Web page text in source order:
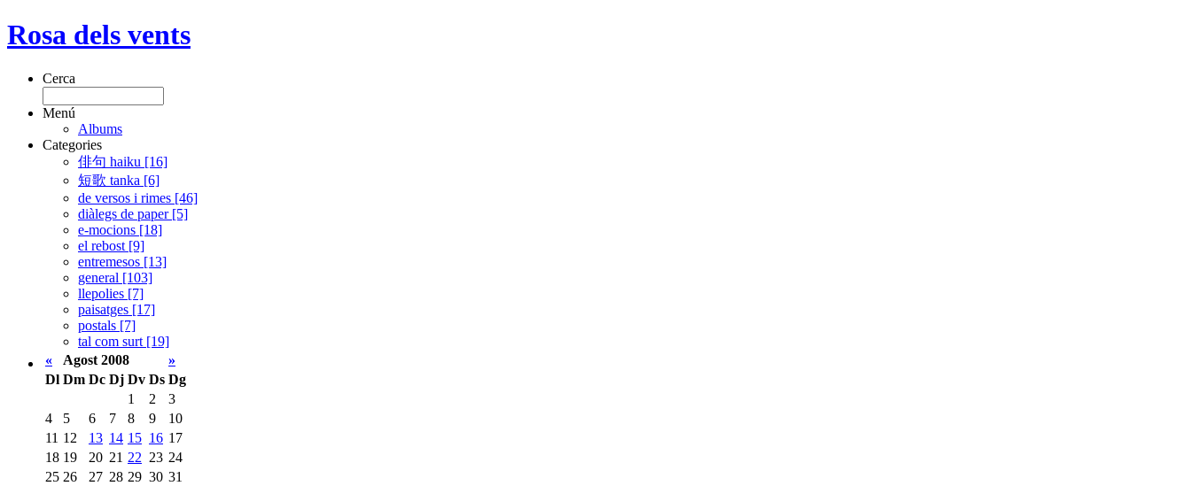
Rosa dels vents
Cerca
Menú
Albums
Categories
俳句 haiku [16]
短歌 tanka [6]
de versos i rimes [46]
diàlegs de paper [5]
e-mocions [18]
el rebost [9]
entremesos [13]
general [103]
llepolies [7]
paisatges [17]
postals [7]
tal com surt [19]
«
Agost 2008
»
Dl Dm Dc Dj Dv Ds Dg
1
2
3
4
5 6 7 8 9
10
11 12 13 14 15 16 17
18 19 20 21 22 23 24
25 26 27 28 29 30 31